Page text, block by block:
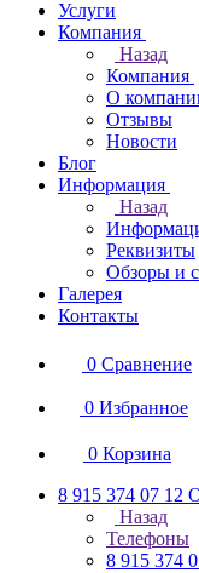
Услуги
Компания
Назад
Компания
О
Отзывы
Новости
Блог
Информация
Назад
Реквизиты
Обзоры и
Галерея
Контакты
0 Сравнение
0 Избранное
0 Корзина
8 915 374 07 12
Назад
Телефоны
8 915 374